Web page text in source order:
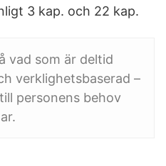
3 kap. och 22 kap.
vad som är deltid
verklighetsbaserad –
personens behov